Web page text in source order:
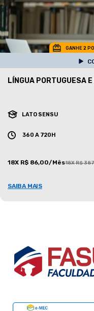
GANHE 2
LÍNGUA PORTUGUESA
LATO SENSU
360 A 720H
18X R$ 86,00/Mês18X R$
SAIBA MAIS